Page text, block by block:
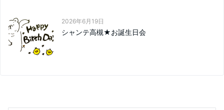
2026年6月19日
シャンテ高槻★お誕生日会